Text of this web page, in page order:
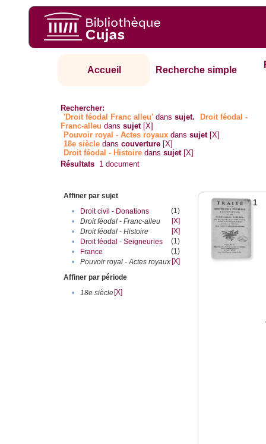
Accueil Recherche simple
Rechercher:
'Droit féodal Franc alleu' danssujet.
Droit féodal -
Franc-alleu‎ danssujet [X]
Pouvoir royal - Actes royaux danssujet [X]
18e siècle danscouverture [X]
Droit féodal - Histoire danssujet [X]
Résultats 1 document
Affiner par sujet
•
Droit civil - Donations
(1)
•
Droit féodal - Franc-alleu‎
[X]
•
Droit féodal - Histoire
[X]
•
Droit féodal - Seigneuries
(1)
•
France
(1)
•
Pouvoir royal - Actes royaux [X]
Affiner par période
•
18e siècle[X]
1